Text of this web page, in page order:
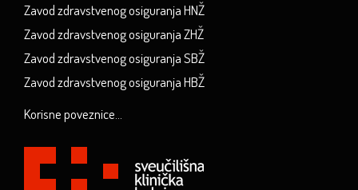
Zavod zdravstvenog osiguranja HNŽ
Zavod zdravstvenog osiguranja ZHŽ
Zavod zdravstvenog osiguranja SBŽ
Zavod zdravstvenog osiguranja HBŽ
Korisne poveznice...